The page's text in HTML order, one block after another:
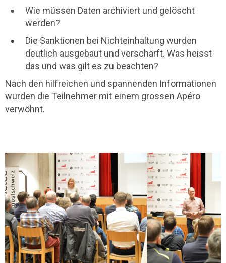
Wie müssen Daten archiviert und gelöscht
werden?
Die Sanktionen bei Nichteinhaltung wurden
deutlich ausgebaut und verschärft. Was heisst
das und was gilt es zu beachten?
Nach den hilfreichen und spannenden Informationen
wurden die Teilnehmer mit einem grossen Apéro
verwöhnt.